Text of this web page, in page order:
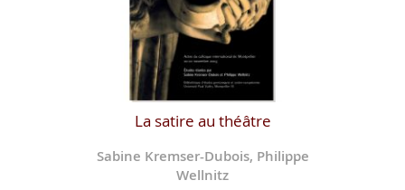
La satire au théâtre
Sabine Kremser-Dubois, Philippe
Wellnitz